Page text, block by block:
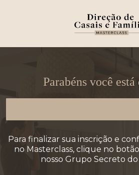
Parabéns você está
Para finalizar sua inscrição e
no Masterclass, clique no
nosso Grupo Secreto